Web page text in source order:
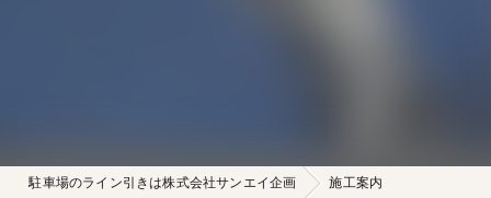
駐車場のライン引きは株式会社サンエイ企画 施工案内